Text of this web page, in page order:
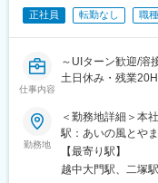
す。さらに、特殊
変更の範囲：会社の
・医薬品の開発初
専門技術者を擁し
ーム等の半固形剤
ど、幅広い剤型の
連携した包装技術
残業時間は全社平
バランスを整えや
産休育休制度やケ
加等で取得できる1
正社員 転勤なし 職
仕事内容
～UIターン歓迎/溶
土日休み・残業
■業務概要：
鉄・ステンレスの
（半自動・TIG溶
※未経験の方でも
※会社ホームページ
勤務地
＜勤務地詳細＞本
駅：あいの風とや
（屋内禁煙）変更
【最寄り駅】
越中大門駅、二塚